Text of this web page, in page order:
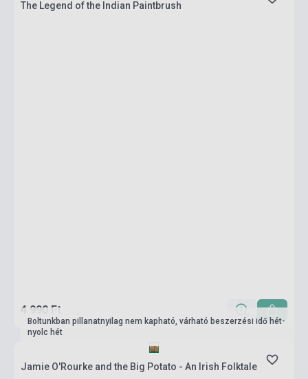
The Legend of the Indian Paintbrush
4 990 Ft
Boltunkban pillanatnyilag nem kapható, várható beszerzési idő hét-
nyolc hét
Jamie O'Rourke and the Big Potato - An Irish Folktale